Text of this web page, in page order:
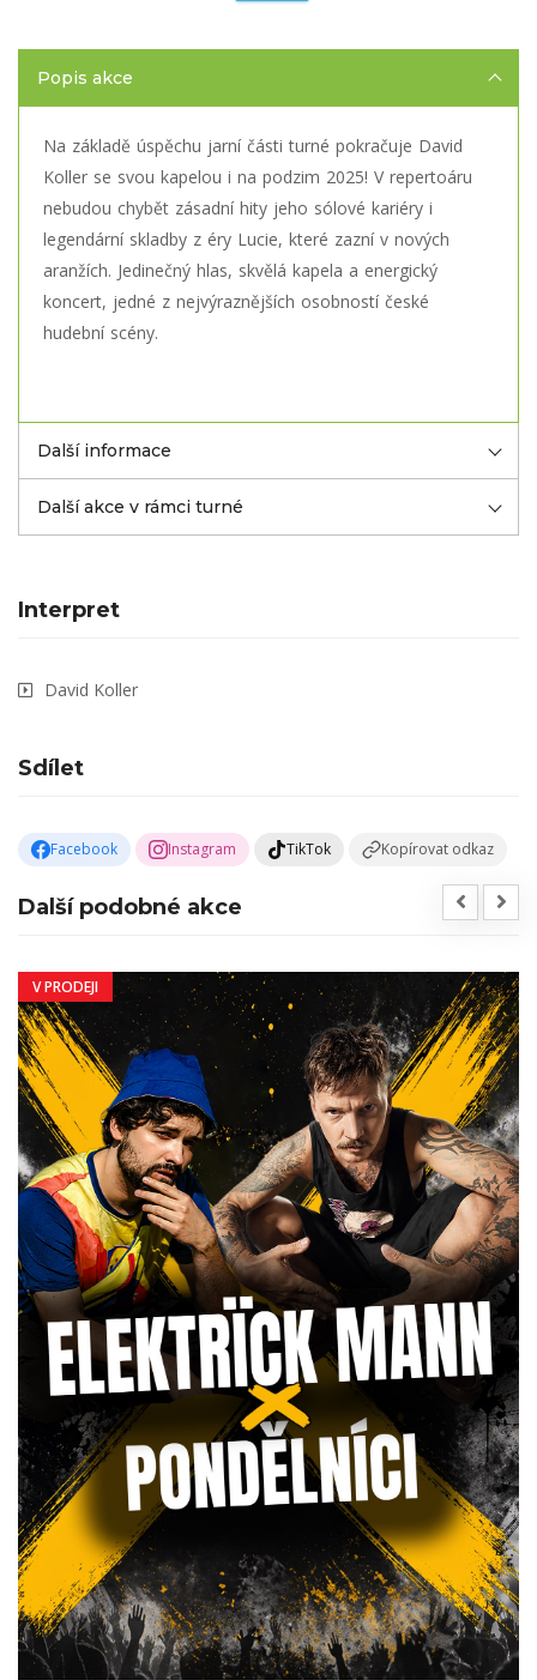
Popis akce
Na základě úspěchu jarní části turné pokračuje David
Koller se svou kapelou i na podzim 2025! V repertoáru
nebudou chybět zásadní hity jeho sólové kariéry i
legendární skladby z éry Lucie, které zazní v nových
aranžích. Jedinečný hlas, skvělá kapela a energický
koncert, jedné z nejvýraznějších osobností české
hudební scény.
Další informace
Další akce v rámci turné
Interpret
David Koller
Sdílet
Facebook Instagram TikTok Kopírovat odkaz
Další podobné akce
V PRODEJI